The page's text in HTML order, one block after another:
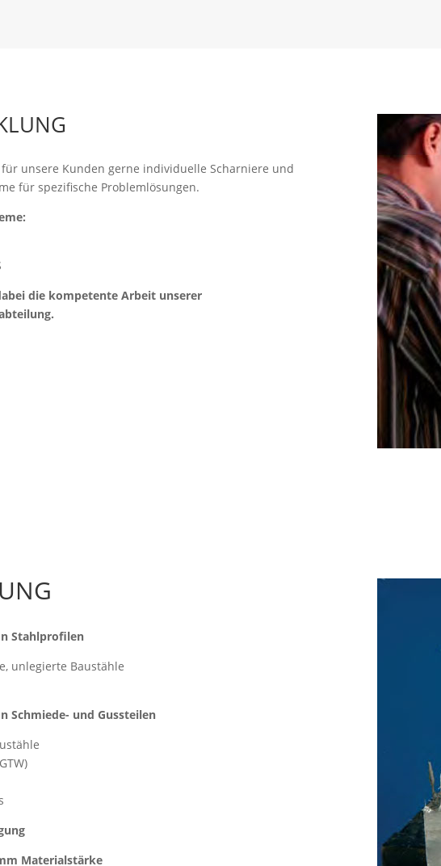
unsere Kunden gerne individuelle Scharniere und
für spezifische Problemlösungen.
die kompetente Arbeit unserer
Stahlprofilen
unlegierte Baustähle
Schmiede- und Gussteilen
Materialstärke